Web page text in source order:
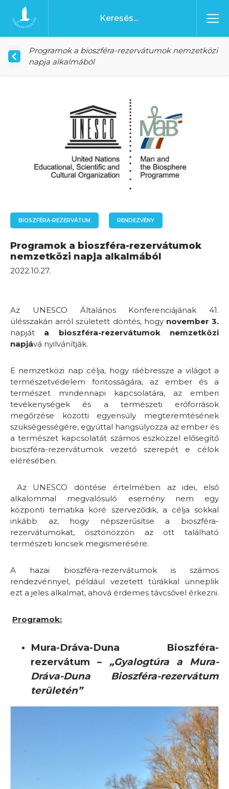
Ugrás a tartalomhoz
Főoldal
Programok a bioszféra-rezervátumok nemzetközi
napja alkalmából
BIOSZFÉRA-REZERVÁTUM RENDEZVÉNY
Programok a bioszféra-rezervátumok
nemzetközi napja alkalmából
2022.10.27.
Az UNESCO Általános Konferenciájának 41.
ülésszakán arról született döntés, hogy november 3.
napját a bioszféra-rezervátumok nemzetközi
napjává nyilvánítják.
E nemzetközi nap célja, hogy ráébressze a világot a
természetvédelem fontosságára, az ember és a
természet mindennapi kapcsolatára, az emberi
tevékenységek és a természeti erőforrások
megőrzése közötti egyensúly megteremtésének
szükségességére, egyúttal hangsúlyozza az ember és
a természet kapcsolatát számos eszközzel elősegítő
bioszféra-rezervátumok vezető szerepét e célok
elérésében.
Az UNESCO döntése értelmében az idei, első
alkalommal megvalósuló esemény nem egy
központi tematika köré szerveződik, a célja sokkal
inkább az, hogy népszerűsítse a bioszféra-
rezervátumokat, ösztönözzön az ott található
természeti kincsek megismerésére.
A hazai bioszféra-rezervátumok is számos
rendezvénnyel, például vezetett túrákkal ünneplik
ezt a jeles alkalmat, ahová érdemes távcsővel érkezni.
Programok:
Mura-Dráva-Duna Bioszféra-
rezervátum – „Gyalogtúra a Mura-
Dráva-Duna Bioszféra-rezervátum
területén”